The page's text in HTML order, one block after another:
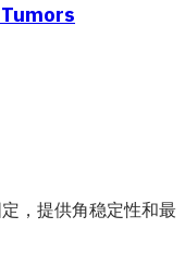
，提供角稳定性和最